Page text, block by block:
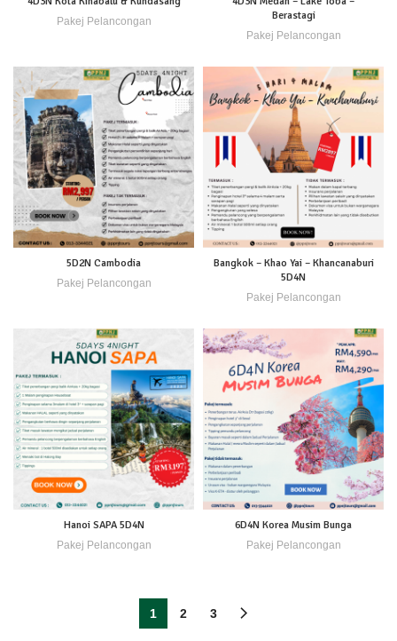
Pakej Pelancongan
Berastagi
Pakej Pelancongan
5D2N Cambodia
Pakej Pelancongan
Bangkok – Khao Yai – Khancanaburi
5D4N
Pakej Pelancongan
Hanoi SAPA 5D4N
Pakej Pelancongan
6D4N Korea Musim Bunga
Pakej Pelancongan
1 2 3